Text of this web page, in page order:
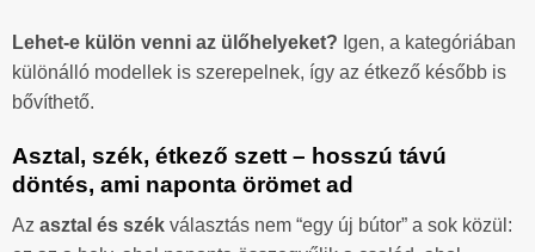
Lehet-e külön venni az ülőhelyeket? Igen, a kategóriában
különálló modellek is szerepelnek, így az étkező később is
bővíthető.
Asztal, szék, étkező szett – hosszú távú
döntés, ami naponta örömet ad
Az asztal és szék választás nem “egy új bútor” a sok közül: